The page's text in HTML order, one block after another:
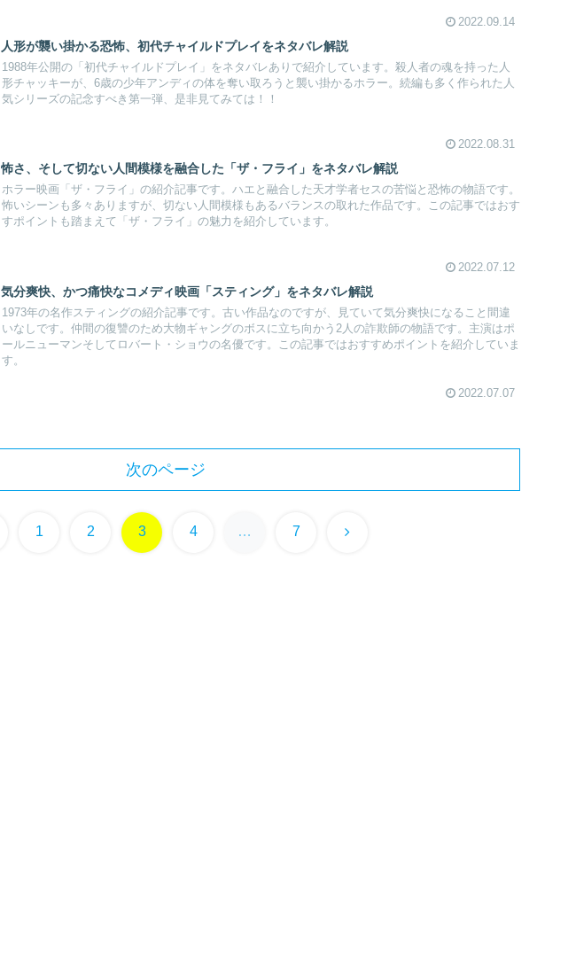
2022.09.14
人形が襲い掛かる恐怖、初代チャイルドプレイをネタバレ解説
1988年公開の「初代チャイルドプレイ」をネタバレありで紹介しています。殺人者の魂を持った人
形チャッキーが、6歳の少年アンディの体を奪い取ろうと襲い掛かるホラー。続編も多く作られた人
気シリーズの記念すべき第一弾、是非見てみては！！
2022.08.31
怖さ、そして切ない人間模様を融合した「ザ・フライ」をネタバレ解説
ホラー映画「ザ・フライ」の紹介記事です。ハエと融合した天才学者セスの苦悩と恐怖の物語です。
怖いシーンも多々ありますが、切ない人間模様もあるバランスの取れた作品です。この記事ではおす
すポイントも踏まえて「ザ・フライ」の魅力を紹介しています。
2022.07.12
気分爽快、かつ痛快なコメディ映画「スティング」をネタバレ解説
1973年の名作スティングの紹介記事です。古い作品なのですが、見ていて気分爽快になること間違
いなしです。仲間の復讐のため大物ギャングのボスに立ち向かう2人の詐欺師の物語です。主演はポ
ールニューマンそしてロバート・ショウの名優です。この記事ではおすすめポイントを紹介していま
す。
2022.07.07
次のページ
1 2 3 4 … 7 次